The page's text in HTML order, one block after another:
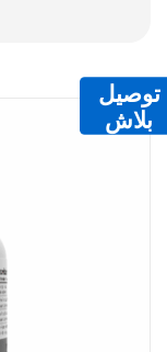
توصيل
بلاش